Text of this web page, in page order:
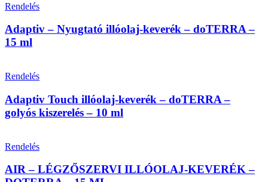
Rendelés
Adaptiv – Nyugtató illóolaj-keverék – doTERRA –
15 ml
Rendelés
Adaptiv Touch illóolaj-keverék – doTERRA –
golyós kiszerelés – 10 ml
Rendelés
AIR – LÉGZŐSZERVI ILLÓOLAJ-KEVERÉK –